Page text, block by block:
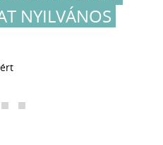
NYILVÁNOS